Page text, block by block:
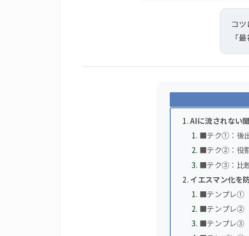
コツ
「
AIに流されない
■テク①：後
■テク②：役
■テク③：比
イエスマン化を
■テンプレ①（
■テンプレ②（
■テンプレ③（